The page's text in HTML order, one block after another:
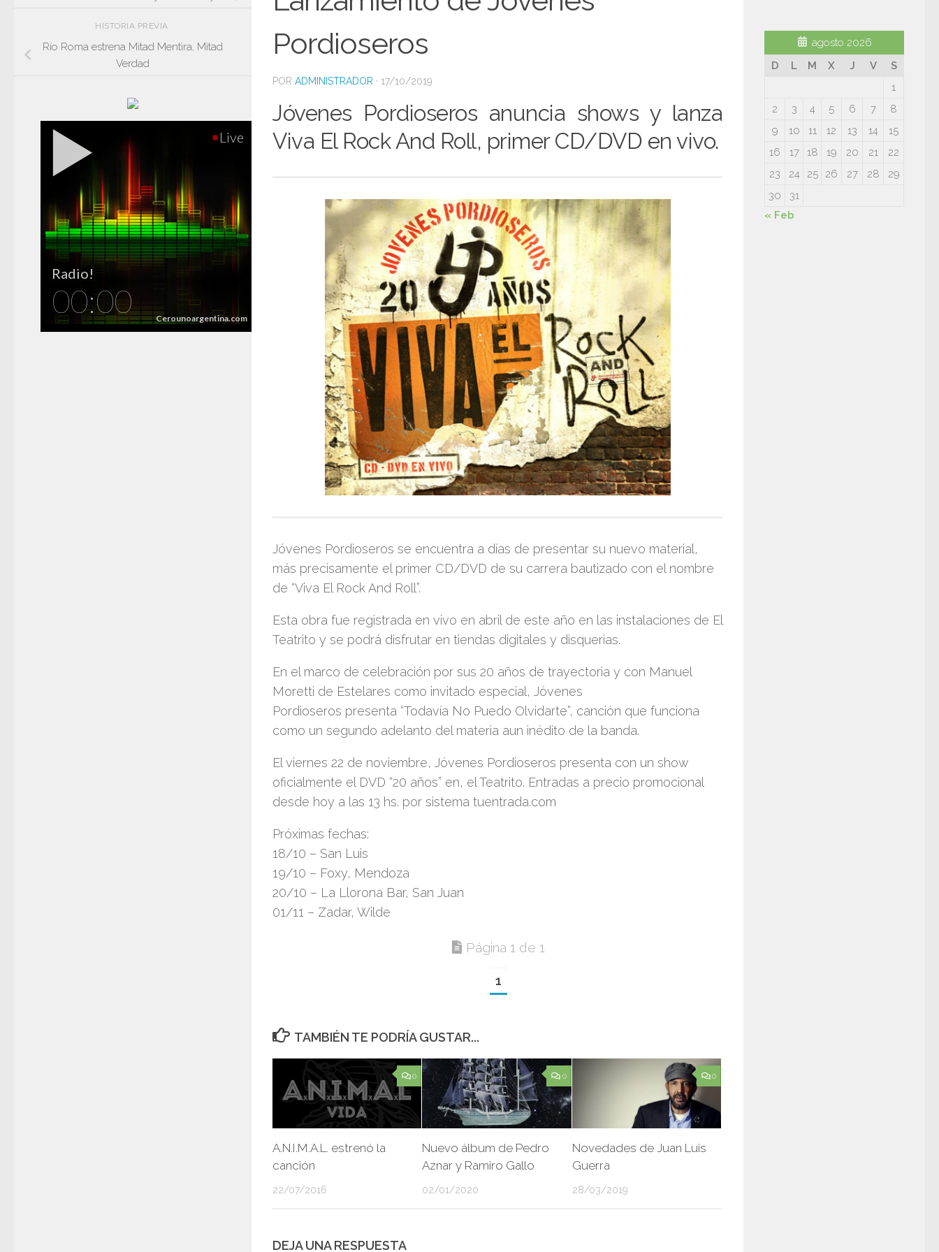
Pordioseros
POR ADMINISTRADOR · 17/10/2019
Jóvenes Pordioseros anuncia shows y lanza
Viva El Rock And Roll, primer CD/DVD en vivo.
Jóvenes Pordioseros se encuentra a días de presentar su nuevo material,
más precisamente el primer CD/DVD de su carrera bautizado con el nombre
de “Viva El Rock And Roll”.
Esta obra fue registrada en vivo en abril de este año en las instalaciones de El
Teatrito y se podrá disfrutar en tiendas digitales y disquerias.
En el marco de celebración por sus 20 años de trayectoria y con Manuel
Moretti de Estelares como invitado especial, Jóvenes
Pordioseros presenta “Todavía No Puedo Olvidarte”, canción que funciona
como un segundo adelanto del materia aun inédito de la banda.
El viernes 22 de noviembre, Jóvenes Pordioseros presenta con un show
oficialmente el DVD “20 años” en, el Teatrito. Entradas a precio promocional
desde hoy a las 13 hs. por sistema tuentrada.com
Próximas fechas:
18/10 – San Luis
19/10 – Foxy, Mendoza
20/10 – La Llorona Bar, San Juan
01/11 – Zadar, Wilde
Página 1 de 1
1
TAMBIÉN TE PODRÍA GUSTAR...
0
A.N.I.M.A.L. estrenó la
canción
22/07/2016
0
Nuevo álbum de Pedro
Aznar y Ramiro Gallo
02/01/2020
0
Novedades de Juan Luis
Guerra
28/03/2019
DEJA UNA RESPUESTA
HISTORIA PREVIA
Río Roma estrena Mitad Mentira, Mitad
Verdad
agosto 2026
D
L M X J V
S
1
2
3 4 5 6 7
8
9
10 11 12 13 14
15
16
17 18 19 20 21
22
23
24 25 26 27 28
29
30
31
« Feb